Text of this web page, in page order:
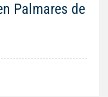
Palmares de